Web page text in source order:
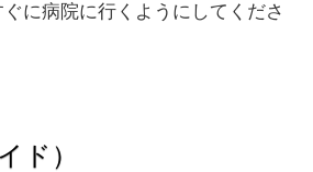
に病院に行くようにしてくださ
ド）